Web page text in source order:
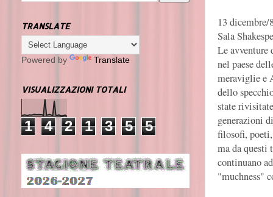
13 dicembre/
Sala
Le
nel paese
meraviglie e
dello
state
generazioni
filosofi,
ma da questi
continuano
"muchness"
TRANSLATE
Powered by Translate
VISUALIZZAZIONI TOTALI
1 4 2 1 3 5 5